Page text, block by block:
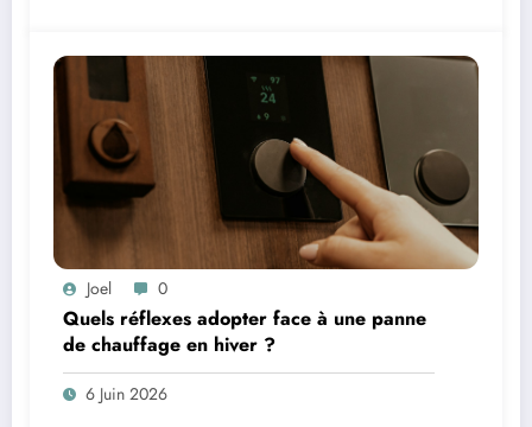
Joel 0
Quels réflexes adopter face à une panne
de chauffage en hiver ?
6 Juin 2026